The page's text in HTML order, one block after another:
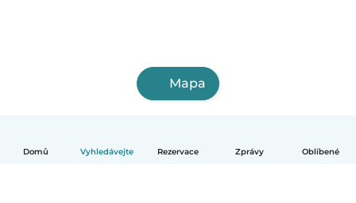
Domů Vyhledávejte Rezervace Zprávy Oblíbené
Mapa